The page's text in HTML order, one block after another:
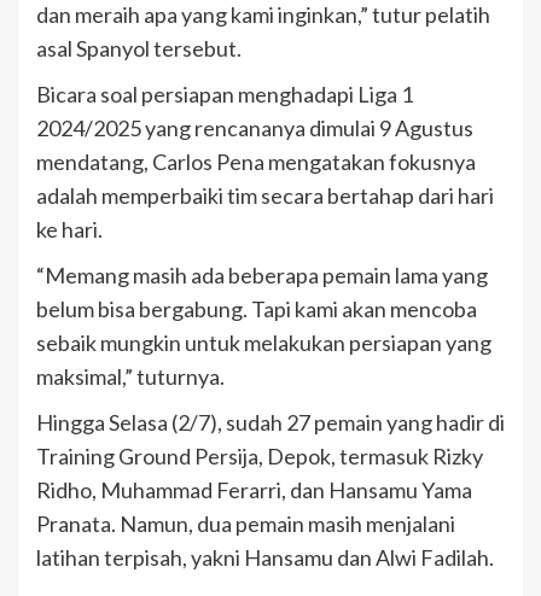
dan meraih apa yang kami inginkan,” tutur pelatih
asal Spanyol tersebut.
Bicara soal persiapan menghadapi Liga 1
2024/2025 yang rencananya dimulai 9 Agustus
mendatang, Carlos Pena mengatakan fokusnya
adalah memperbaiki tim secara bertahap dari hari
ke hari.
“Memang masih ada beberapa pemain lama yang
belum bisa bergabung. Tapi kami akan mencoba
sebaik mungkin untuk melakukan persiapan yang
maksimal,” tuturnya.
Hingga Selasa (2/7), sudah 27 pemain yang hadir di
Training Ground Persija, Depok, termasuk Rizky
Ridho, Muhammad Ferarri, dan Hansamu Yama
Pranata. Namun, dua pemain masih menjalani
latihan terpisah, yakni Hansamu dan Alwi Fadilah.